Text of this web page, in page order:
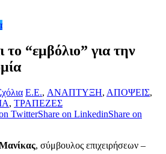
“εμβόλιο” για την
E.E., ΑΝΑΠΤΥΞΗ, ΑΠΟΨΕΙΣ,
, ΤΡΑΠΕΖΕΣ
TwitterShare on LinkedinShare on
, σύμβουλος επιχειρήσεων –